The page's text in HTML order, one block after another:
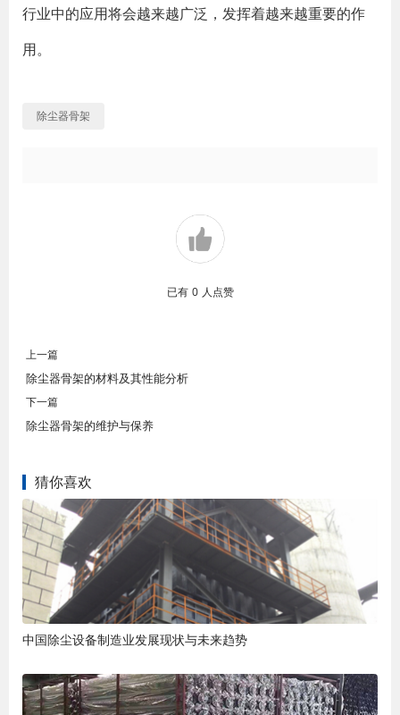
行业中的应用将会越来越广泛，发挥着越来越重要的作
用。
除尘器骨架
已有 0 人点赞
上一篇
除尘器骨架的材料及其性能分析
下一篇
除尘器骨架的维护与保养
猜你喜欢
中国除尘设备制造业发展现状与未来趋势